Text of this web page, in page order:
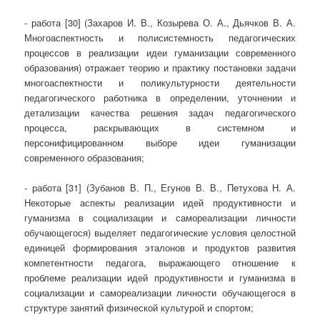
- работа [30] (Захаров И. В., Козырева О. А., Дьячков В. А.
Многоаспектность и полисистемность педагогических
процессов в реализации идеи гуманизации современного
образования) отражает теорию и практику постановки задачи
многоаспектности и поликультурности деятельности
педагогического работника в определении, уточнении и
детализации качества решения задач педагогического
процесса, раскрывающих в системном и
персонифицированном выборе идеи гуманизации
современного образования;
- работа [31] (Зубанов В. П., Егунов В. В., Петухова Н. А.
Некоторые аспекты реализации идей продуктивности и
гуманизма в социализации и самореализации личности
обучающегося) выделяет педагогические условия целостной
единицей формирования эталонов и продуктов развития
компетентности педагога, выражающего отношение к
проблеме реализации идей продуктивности и гуманизма в
социализации и самореализации личности обучающегося в
структуре занятий физической культурой и спортом;